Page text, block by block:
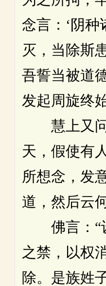
念言：‘阴种
灭，当除斯
吾誓当被道
发起周旋终
慧上又问
天，假使有
所想念，发
道，然后云
佛言：“
之禁，以权
除。是族姓